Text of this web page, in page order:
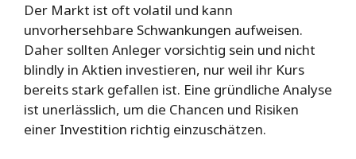
Der Markt ist oft volatil und kann
unvorhersehbare Schwankungen aufweisen.
Daher sollten Anleger vorsichtig sein und nicht
blindly in Aktien investieren, nur weil ihr Kurs
bereits stark gefallen ist. Eine gründliche Analyse
ist unerlässlich, um die Chancen und Risiken
einer Investition richtig einzuschätzen.